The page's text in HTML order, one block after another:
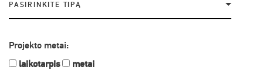
PASIRINKITE TIPĄ
Projekto metai:
laikotarpis
metai